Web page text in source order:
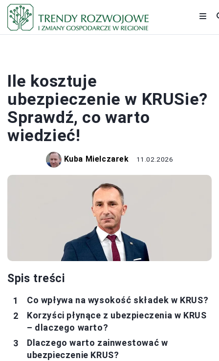
Ile kosztuje
ubezpieczenie w KRUSie?
Sprawdź, co warto
wiedzieć!
Kuba Mielczarek 11.02.2026
Spis treści
Co wpływa na wysokość składek w KRUS?
Korzyści płynące z ubezpieczenia w KRUS
– dlaczego warto?
Dlaczego warto zainwestować w
ubezpieczenie KRUS?